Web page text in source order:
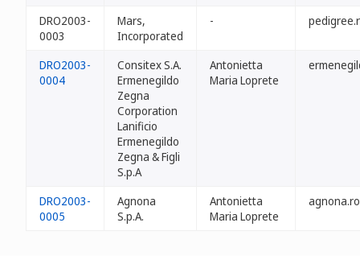
DRO2003-
0003
Mars,
Incorporated
-
DRO2003-
0004
Consitex S.A.
Ermenegildo
Zegna
Corporation
Lanificio
Ermenegildo
Zegna & Figli
S.p.A
Antonietta
Maria Loprete
DRO2003-
0005
Agnona
S.p.A.
Antonietta
Maria Loprete
agnona.ro